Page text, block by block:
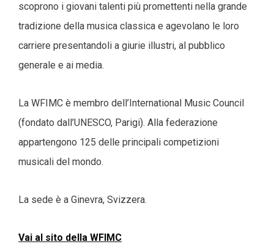
scoprono i giovani talenti più promettenti nella grande
tradizione della musica classica e agevolano le loro
carriere presentandoli a giurie illustri, al pubblico
generale e ai media.
La WFIMC è membro dell’International Music Council
(fondato dall’UNESCO, Parigi). Alla federazione
appartengono 125 delle principali competizioni
musicali del mondo.
La sede è a Ginevra, Svizzera.
Vai al sito della WFIMC